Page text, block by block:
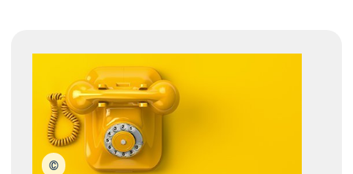
©
stock.adobe.com/Maksym Yemelyanov